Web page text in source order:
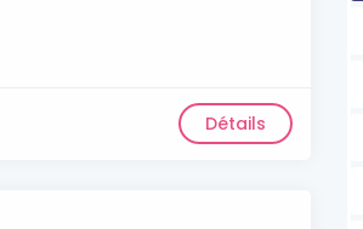
Détails